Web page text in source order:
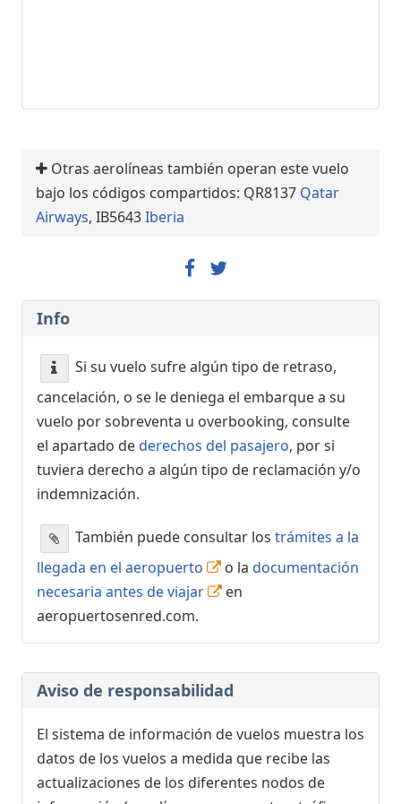
Otras aerolíneas también operan este vuelo
bajo los códigos compartidos: QR8137 Qatar
Airways, IB5643Iberia
Info
Si su vuelo sufre algún tipo de retraso,
cancelación, o se le deniega el embarque a su
vuelo por sobreventa u overbooking, consulte
el apartado dederechos del pasajero, por si
tuviera derecho a algún tipo de reclamación y/o
indemnización.
También puede consultar los trámites a la
llegada en el aeropuerto
o la documentación
necesaria antes de viajar
en
aeropuertosenred.com.
Aviso de responsabilidad
El sistema de información de vuelos muestra los
datos de los vuelos a medida que recibe las
actualizaciones de los diferentes nodos de